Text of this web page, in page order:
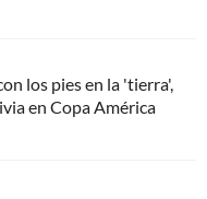
los pies en la 'tierra',
en Copa América